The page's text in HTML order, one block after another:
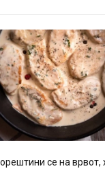
се на врвот,